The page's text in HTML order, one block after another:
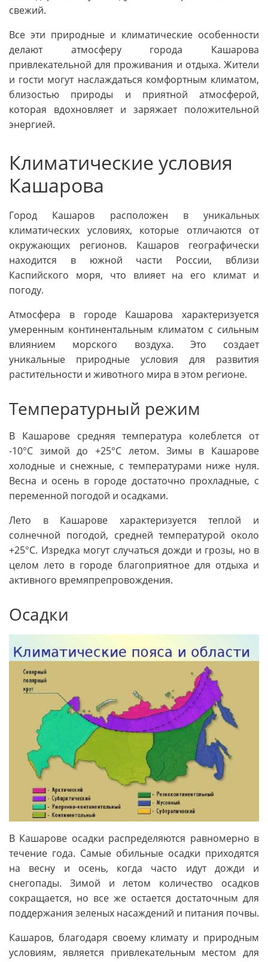
свежий.
Все эти природные и климатические особенности
делают атмосферу города Кашарова
привлекательной для проживания и отдыха. Жители
и гости могут наслаждаться комфортным климатом,
близостью природы и приятной атмосферой,
которая вдохновляет и заряжает положительной
энергией.
Климатические условия
Кашарова
Город Кашаров расположен в уникальных
климатических условиях, которые отличаются от
окружающих регионов. Кашаров географически
находится в южной части России, вблизи
Каспийского моря, что влияет на его климат и
погоду.
Атмосфера в городе Кашарова характеризуется
умеренным континентальным климатом с сильным
влиянием морского воздуха. Это создает
уникальные природные условия для развития
растительности и животного мира в этом регионе.
Температурный режим
В Кашарове средняя температура колеблется от
-10°C зимой до +25°C летом. Зимы в Кашарове
холодные и снежные, с температурами ниже нуля.
Весна и осень в городе достаточно прохладные, с
переменной погодой и осадками.
Лето в Кашарове характеризуется теплой и
солнечной погодой, средней температурой около
+25°C. Изредка могут случаться дожди и грозы, но в
целом лето в городе благоприятное для отдыха и
активного времяпрепровождения.
Осадки
В Кашарове осадки распределяются равномерно в
течение года. Самые обильные осадки приходятся
на весну и осень, когда часто идут дожди и
снегопады. Зимой и летом количество осадков
сокращается, но все же остается достаточным для
поддержания зеленых насаждений и питания почвы.
Кашаров, благодаря своему климату и природным
условиям, является привлекательным местом для